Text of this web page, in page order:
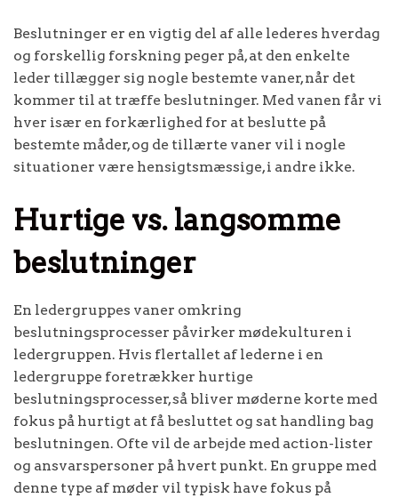
Beslutninger er en vigtig del af alle lederes hverdag
og forskellig forskning peger på, at den enkelte
leder tillægger sig nogle bestemte vaner, når det
kommer til at træffe beslutninger. Med vanen får vi
hver især en forkærlighed for at beslutte på
bestemte måder, og de tillærte vaner vil i nogle
situationer være hensigtsmæssige, i andre ikke.
Hurtige vs. langsomme
beslutninger
En ledergruppes vaner omkring
beslutningsprocesser påvirker mødekulturen i
ledergruppen. Hvis flertallet af lederne i en
ledergruppe foretrækker hurtige
beslutningsprocesser, så bliver møderne korte med
fokus på hurtigt at få besluttet og sat handling bag
beslutningen. Ofte vil de arbejde med action-lister
og ansvarspersoner på hvert punkt. En gruppe med
denne type af møder vil typisk have fokus på